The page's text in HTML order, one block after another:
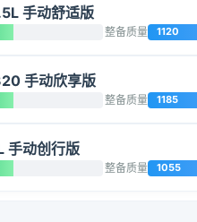
手动舒适版
整备质量 1120
手动欣享版
整备质量 1185
手动创行版
整备质量 1055